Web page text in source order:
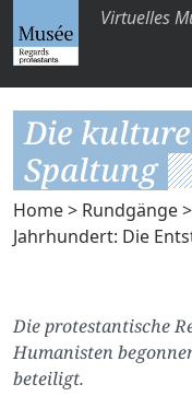
Virtuelles
Die
Spaltung
Home> Rundgänge>
Jahrhundert: Die
Die protestantische
Humanisten
beteiligt.